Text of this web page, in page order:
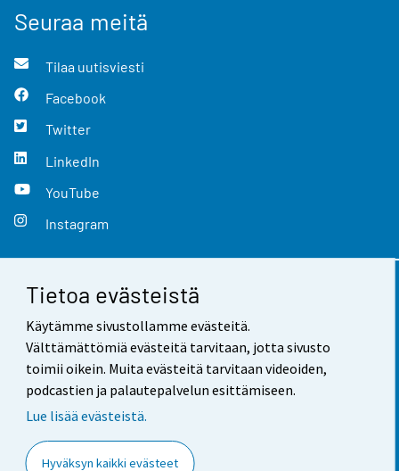
Tietoa evästeistä
Käytämme sivustollamme evästeitä.
Välttämättömiä evästeitä tarvitaan, jotta sivusto
toimii oikein. Muita evästeitä tarvitaan videoiden,
podcastien ja palautepalvelun esittämiseen.
Lue lisää evästeistä.
Hyväksyn kaikki evästeet
Seuraa meitä
Tilaa uutisviesti
Facebook
Twitter
LinkedIn
YouTube
Instagram
Yhteystiedot
Palaute
Käyttöehdot
Saavutettavuus